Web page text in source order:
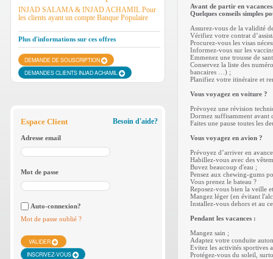
INJAD SALAMA & INJAD ACHAMIL Pour
les clients ayant un compte Banque Populaire
Plus d'informations sur ces offres
DEMANDE DE SOUSCRIPTION
DEMANDES CLIENTS INJAD ACHAMIL
Espace Client Besoin d'aide?
Adresse email
Mot de passe
Auto-connexion?
Mot de passe oublié ?
VALIDER
INSCRIVEZ-VOUS
Avant de partir en
Quelques conseils simples
Assurez-vous de la validité
Vérifiez votre contrat
Procurez-vous les visas
Informez-vous sur les
Emmenez une trousse de
Conservez la liste des
bancaires …) ;
Planifiez votre itinéraire et
Vous voyagez en voiture ?
Prévoyez une révision
Dormez suffisamment avant
Faites une pause toutes les
Vous voyagez en avion ?
Prévoyez d’arriver en
Habillez-vous avec des
Buvez beaucoup d'eau ;
Pensez aux chewing-gums
Vous prenez le bateau ?
Reposez-vous bien la veille
Mangez léger (en évitant
Installez-vous dehors et au
Pendant les vacances :
Mangez sain ;
Adaptez votre conduite
Evitez les activités sportives
Protégez-vous du soleil,